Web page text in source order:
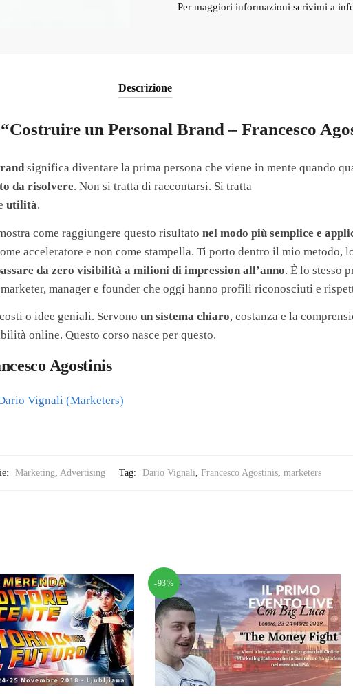
Per maggiori informazioni scrivimi a
Descrizione
un Personal Brand – Francesco
significa diventare la prima persona che viene in mente quando
da risolvere. Non si tratta di raccontarsi. Si tratta
utilità.
come raggiungere questo risultatonel modo più semplice e
acceleratore e non come stampella. Ti porto dentro il mio metodo,
da zero visibilità a milioni di impression all’anno. È lo stesso
manager e founder che oggi hanno profili riconosciuti e
o idee geniali. Servonoun sistema chiaro, costanza e la
online. Questo corso nasce per questo.
Agostinis
Vignali (Marketers)
Marketing Advertising Tag: Dario Vignali Francesco Agostinis marketers
-93%